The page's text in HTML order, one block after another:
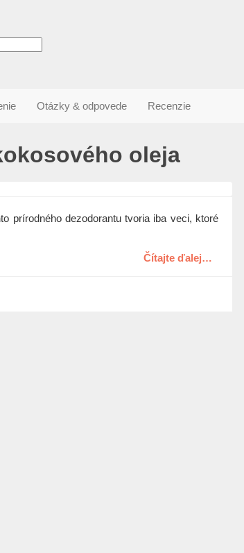
Otázky & odpovede Recenzie
oleja
prírodného dezodorantu tvoria iba veci, ktoré
Čítajte ďalej…